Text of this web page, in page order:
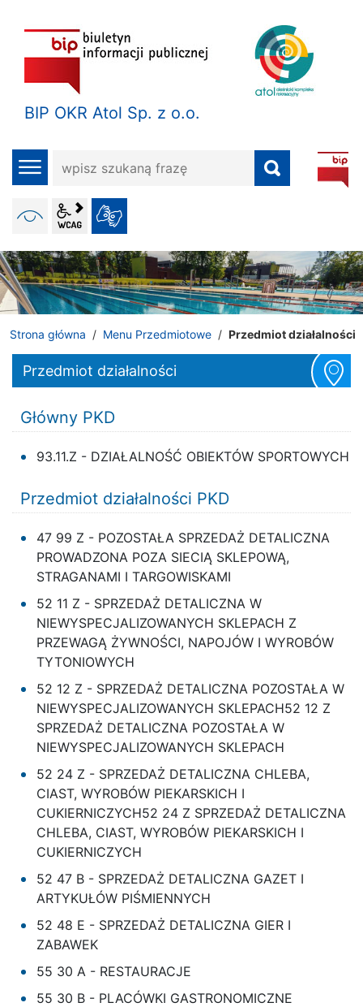
BIP OKR Atol Sp. z o.o.
menu
wpisz
szukaną
frazę
WERSJA KONTRASTOWA
wcag2.1
Strona główna Menu Przedmiotowe Przedmiot działalności
Przedmiot działalności
Główny PKD
93.11.Z - DZIAŁALNOŚĆ OBIEKTÓW SPORTOWYCH
Przedmiot działalności PKD
47 99 Z - POZOSTAŁA SPRZEDAŻ DETALICZNA
PROWADZONA POZA SIECIĄ SKLEPOWĄ,
STRAGANAMI I TARGOWISKAMI
52 11 Z - SPRZEDAŻ DETALICZNA W
NIEWYSPECJALIZOWANYCH SKLEPACH Z
PRZEWAGĄ ŻYWNOŚCI, NAPOJÓW I WYROBÓW
TYTONIOWYCH
52 12 Z - SPRZEDAŻ DETALICZNA POZOSTAŁA W
NIEWYSPECJALIZOWANYCH SKLEPACH52 12 Z
SPRZEDAŻ DETALICZNA POZOSTAŁA W
NIEWYSPECJALIZOWANYCH SKLEPACH
52 24 Z - SPRZEDAŻ DETALICZNA CHLEBA,
CIAST, WYROBÓW PIEKARSKICH I
CUKIERNICZYCH52 24 Z SPRZEDAŻ DETALICZNA
CHLEBA, CIAST, WYROBÓW PIEKARSKICH I
CUKIERNICZYCH
52 47 B - SPRZEDAŻ DETALICZNA GAZET I
ARTYKUŁÓW PIŚMIENNYCH
52 48 E - SPRZEDAŻ DETALICZNA GIER I
ZABAWEK
55 30 A - RESTAURACJE
55 30 B - PLACÓWKI GASTRONOMICZNE